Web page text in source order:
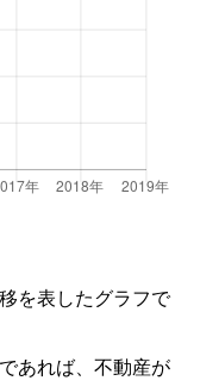
を表したグラフで
あれば、不動産が